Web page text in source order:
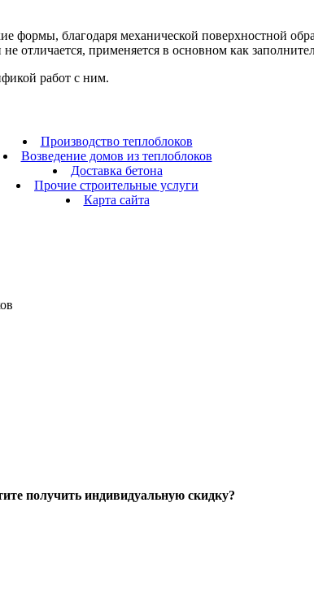
формы, благодаря механической поверхностной
отличается, применяется в основном как
работ с ним.
Производство теплоблоков
Возведение домов из теплоблоков
Доставка бетона
Прочие строительные услуги
Карта сайта
получить индивидуальную скидку?